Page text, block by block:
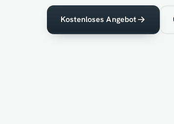
Kostenloses Angebot